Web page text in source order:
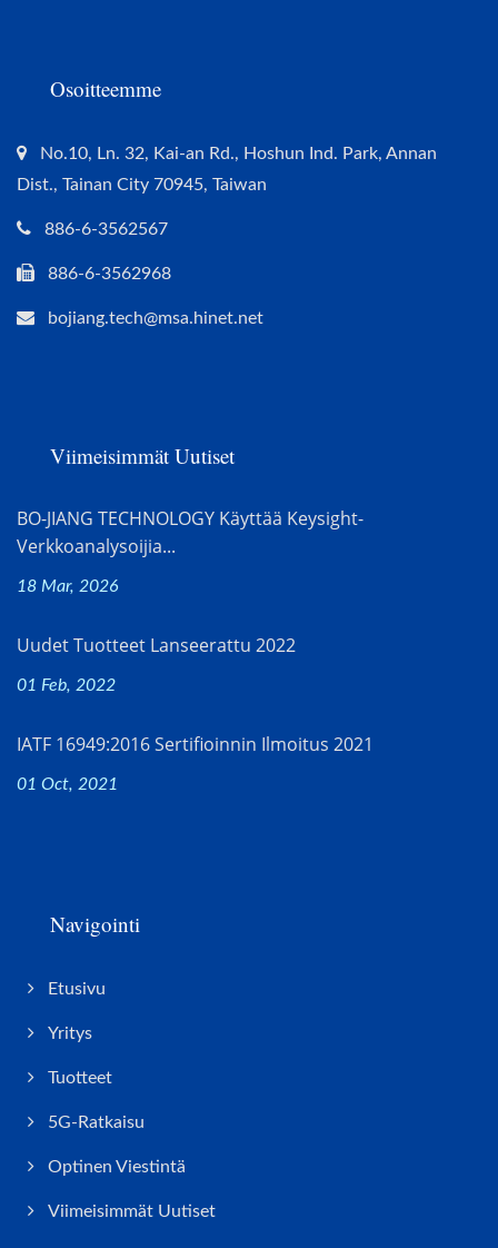
Osoitteemme
No.10, Ln. 32, Kai-an Rd., Hoshun Ind. Park, Annan
Dist., Tainan City 70945, Taiwan
886-6-3562567
886-6-3562968
bojiang.tech@msa.hinet.net
Viimeisimmät Uutiset
BO-JIANG TECHNOLOGY Käyttää Keysight-
Verkkoanalysoijia...
18 Mar, 2026
Uudet Tuotteet Lanseerattu 2022
01 Feb, 2022
IATF 16949:2016 Sertifioinnin Ilmoitus 2021
01 Oct, 2021
Navigointi
Etusivu
Yritys
Tuotteet
5G-Ratkaisu
Optinen Viestintä
Viimeisimmät Uutiset